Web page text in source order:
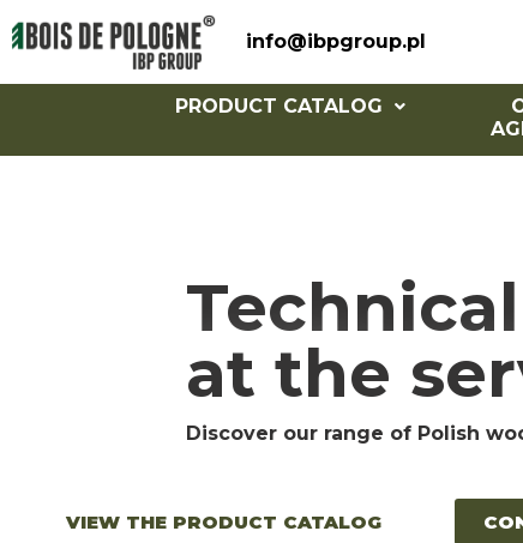
info@ibpgroup.pl
PRODUCT CATALOG
at the
Discover our range of Polish
VIEW THE PRODUCT CATALOG